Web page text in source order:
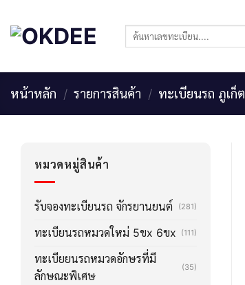
content
ค้นหา:
หน้าหลัก / รายการสินค้า / ทะเบียนรถ ภูเก็ต
หมวดหมู่สินค้า
รับจองทะเบียนรถ จักรยานยนต์ (281)
ทะเบียนรถหมวดใหม่ 5ขx 6ขx (111)
ทะเบียยนรถหมวดอักษรที่มี
ลักษณะพิเศษ
(35)